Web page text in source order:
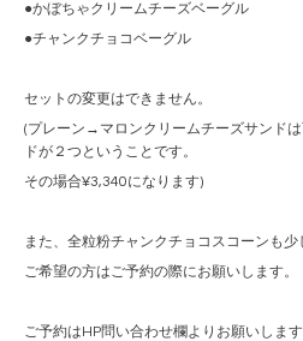
●かぼちゃクリームチーズベーグル
●チャンクチョコベーグル
セットの変更はできません。
(プレーン→マロンクリームチーズサンド
ドが２つということです。
その場合¥3,340になります)
また、全粒粉チャンクチョコスコーンも少
ご希望の方はご予約の際にお願いします。
ご予約はHP問い合わせ欄よりお願いします